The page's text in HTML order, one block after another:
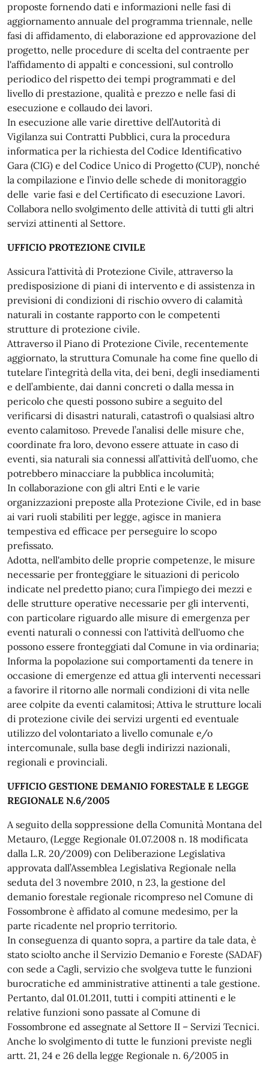
proposte fornendo dati e informazioni nelle fasi di
aggiornamento annuale del programma triennale, nelle
fasi di affidamento, di elaborazione ed approvazione del
progetto, nelle procedure di scelta del contraente per
l'affidamento di appalti e concessioni, sul controllo
periodico del rispetto dei tempi programmati e del
livello di prestazione, qualità e prezzo e nelle fasi di
esecuzione e collaudo dei lavori.
In esecuzione alle varie direttive dell’Autorità di
Vigilanza sui Contratti Pubblici, cura la procedura
informatica per la richiesta del Codice Identificativo
Gara (CIG) e del Codice Unico di Progetto (CUP), nonché
la compilazione e l’invio delle schede di monitoraggio
delle varie fasi e del Certificato di esecuzione Lavori.
Collabora nello svolgimento delle attività di tutti gli altri
servizi attinenti al Settore.
UFFICIO PROTEZIONE CIVILE
Assicura l'attività di Protezione Civile, attraverso la
predisposizione di piani di intervento e di assistenza in
previsioni di condizioni di rischio ovvero di calamità
naturali in costante rapporto con le competenti
strutture di protezione civile.
Attraverso il Piano di Protezione Civile, recentemente
aggiornato, la struttura Comunale ha come fine quello di
tutelare l’integrità della vita, dei beni, degli insediamenti
e dell’ambiente, dai danni concreti o dalla messa in
pericolo che questi possono subire a seguito del
verificarsi di disastri naturali, catastrofi o qualsiasi altro
evento calamitoso. Prevede l’analisi delle misure che,
coordinate fra loro, devono essere attuate in caso di
eventi, sia naturali sia connessi all’attività dell’uomo, che
potrebbero minacciare la pubblica incolumità;
In collaborazione con gli altri Enti e le varie
organizzazioni preposte alla Protezione Civile, ed in base
ai vari ruoli stabiliti per legge, agisce in maniera
tempestiva ed efficace per perseguire lo scopo
prefissato.
Adotta, nell'ambito delle proprie competenze, le misure
necessarie per fronteggiare le situazioni di pericolo
indicate nel predetto piano; cura l’impiego dei mezzi e
delle strutture operative necessarie per gli interventi,
con particolare riguardo alle misure di emergenza per
eventi naturali o connessi con l'attività dell'uomo che
possono essere fronteggiati dal Comune in via ordinaria;
Informa la popolazione sui comportamenti da tenere in
occasione di emergenze ed attua gli interventi necessari
a favorire il ritorno alle normali condizioni di vita nelle
aree colpite da eventi calamitosi; Attiva le strutture locali
di protezione civile dei servizi urgenti ed eventuale
utilizzo del volontariato a livello comunale e/o
intercomunale, sulla base degli indirizzi nazionali,
regionali e provinciali.
UFFICIO GESTIONE DEMANIO FORESTALE E LEGGE
REGIONALE N.6/2005
A seguito della soppressione della Comunità Montana del
Metauro, (Legge Regionale 01.07.2008 n. 18 modificata
dalla L.R. 20/2009) con Deliberazione Legislativa
approvata dall’Assemblea Legislativa Regionale nella
seduta del 3 novembre 2010, n 23, la gestione del
demanio forestale regionale ricompreso nel Comune di
Fossombrone è affidato al comune medesimo, per la
parte ricadente nel proprio territorio.
In conseguenza di quanto sopra, a partire da tale data, è
stato sciolto anche il Servizio Demanio e Foreste (SADAF)
con sede a Cagli, servizio che svolgeva tutte le funzioni
burocratiche ed amministrative attinenti a tale gestione.
Pertanto, dal 01.01.2011, tutti i compiti attinenti e le
relative funzioni sono passate al Comune di
Fossombrone ed assegnate al Settore II – Servizi Tecnici.
Anche lo svolgimento di tutte le funzioni previste negli
artt. 21, 24 e 26 della legge Regionale n. 6/2005 in